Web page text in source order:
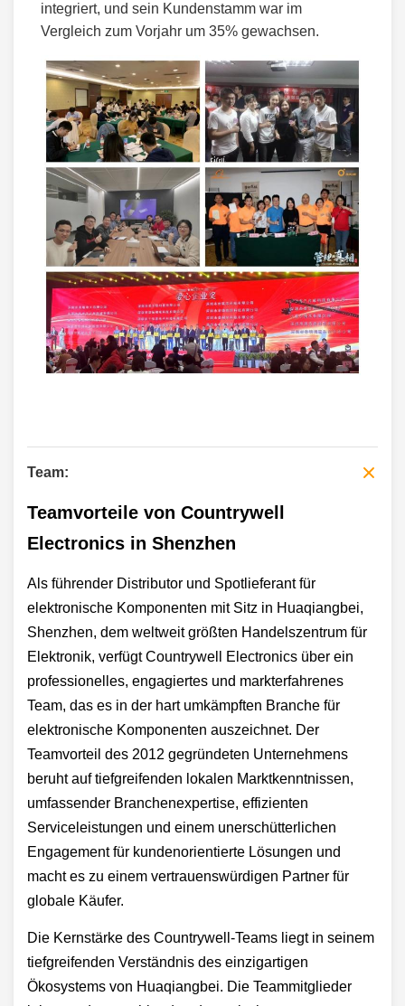
integriert, und sein Kundenstamm war im
Vergleich zum Vorjahr um 35% gewachsen.
Team:
Teamvorteile von Countrywell
Electronics in Shenzhen
Als führender Distributor und Spotlieferant für
elektronische Komponenten mit Sitz in Huaqiangbei,
Shenzhen, dem weltweit größten Handelszentrum für
Elektronik, verfügt Countrywell Electronics über ein
professionelles, engagiertes und markterfahrenes
Team, das es in der hart umkämpften Branche für
elektronische Komponenten auszeichnet. Der
Teamvorteil des 2012 gegründeten Unternehmens
beruht auf tiefgreifenden lokalen Marktkenntnissen,
umfassender Branchenexpertise, effizienten
Serviceleistungen und einem unerschütterlichen
Engagement für kundenorientierte Lösungen und
macht es zu einem vertrauenswürdigen Partner für
globale Käufer.
Die Kernstärke des Countrywell-Teams liegt in seinem
tiefgreifenden Verständnis des einzigartigen
Ökosystems von Huaqiangbei. Die Teammitglieder